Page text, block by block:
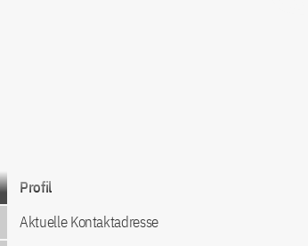
Zum Inhalt springen
Profil
Aktuelle Kontaktadresse